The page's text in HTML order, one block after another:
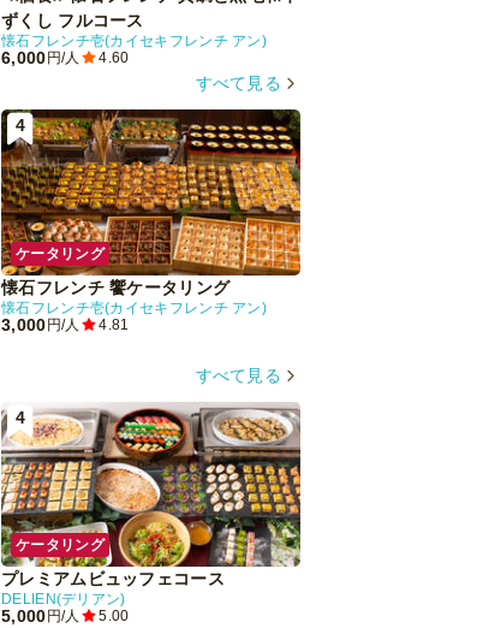
ずくし フルコース
懐石フレンチ壱(カイセキフレンチ アン)
6,000円/人 4.60
すべて見る
懐石フレンチ 饗ケータリング
懐石フレンチ壱(カイセキフレンチ アン)
3,000円/人 4.81
4
ケータリング
すべて見る
プレミアムビュッフェコース
DELIEN(デリアン)
5,000 円/人 5.00
4
ケータリング